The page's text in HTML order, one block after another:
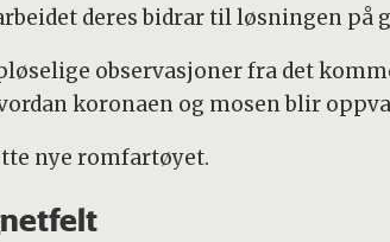
deres bidrar til løsningen på
observasjoner fra det
koronaen og mosen blir
nye romfartøyet.